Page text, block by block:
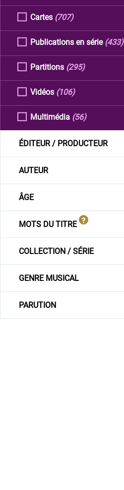
Cartes (707)
Publications en série (433)
Partitions (295)
Vidéos (106)
Multimédia (56)
ÉDITEUR / PRODUCTEUR
AUTEUR
ÂGE
MOTS DU TITRE
COLLECTION / SÉRIE
GENRE MUSICAL
PARUTION